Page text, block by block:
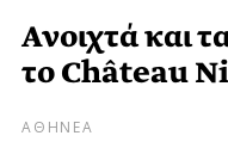
Ανοιχτά και
το Château
ΑΘΗΝΕΑ